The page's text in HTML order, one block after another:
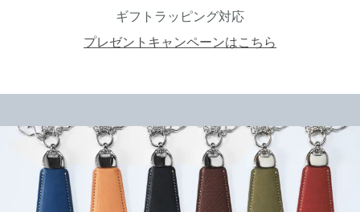
ギフトラッピング対応
プレゼントキャンペーンはこちら